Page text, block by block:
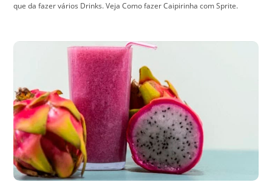
que da fazer vários Drinks. Veja Como fazer Caipirinha com Sprite.